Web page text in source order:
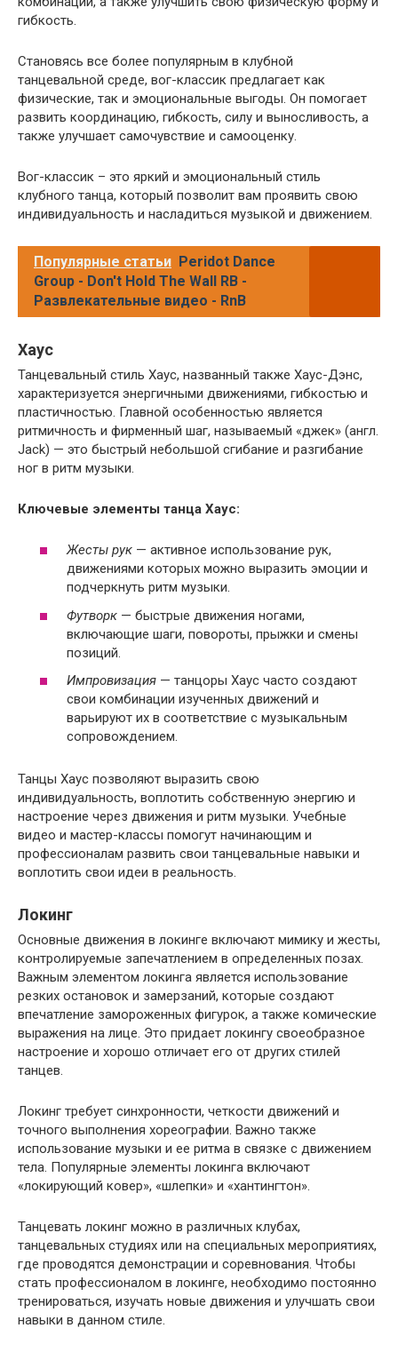
гибкость.
Становясь все более популярным в клубной
танцевальной среде, вог-классик предлагает как
физические, так и эмоциональные выгоды. Он помогает
развить координацию, гибкость, силу и выносливость, а
также улучшает самочувствие и самооценку.
Вог-классик – это яркий и эмоциональный стиль
клубного танца, который позволит вам проявить свою
индивидуальность и насладиться музыкой и движением.
Популярные статьи Peridot Dance
Group - Don't Hold The Wall RB -
Развлекательные видео - RnB
Хаус
Танцевальный стиль Хаус, названный также Хаус-Дэнс,
характеризуется энергичными движениями, гибкостью и
пластичностью. Главной особенностью является
ритмичность и фирменный шаг, называемый «джек» (англ.
Jack) — это быстрый небольшой сгибание и разгибание
ног в ритм музыки.
Ключевые элементы танца Хаус:
Жесты рук — активное использование рук,
движениями которых можно выразить эмоции и
подчеркнуть ритм музыки.
Футворк — быстрые движения ногами,
включающие шаги, повороты, прыжки и смены
позиций.
Импровизация — танцоры Хаус часто создают
свои комбинации изученных движений и
варьируют их в соответствие с музыкальным
сопровождением.
Танцы Хаус позволяют выразить свою
индивидуальность, воплотить собственную энергию и
настроение через движения и ритм музыки. Учебные
видео и мастер-классы помогут начинающим и
профессионалам развить свои танцевальные навыки и
воплотить свои идеи в реальность.
Локинг
Основные движения в локинге включают мимику и жесты,
контролируемые запечатлением в определенных позах.
Важным элементом локинга является использование
резких остановок и замерзаний, которые создают
впечатление замороженных фигурок, а также комические
выражения на лице. Это придает локингу своеобразное
настроение и хорошо отличает его от других стилей
танцев.
Локинг требует синхронности, четкости движений и
точного выполнения хореографии. Важно также
использование музыки и ее ритма в связке с движением
тела. Популярные элементы локинга включают
«локирующий ковер», «шлепки» и «хантингтон».
Танцевать локинг можно в различных клубах,
танцевальных студиях или на специальных мероприятиях,
где проводятся демонстрации и соревнования. Чтобы
стать профессионалом в локинге, необходимо постоянно
тренироваться, изучать новые движения и улучшать свои
навыки в данном стиле.